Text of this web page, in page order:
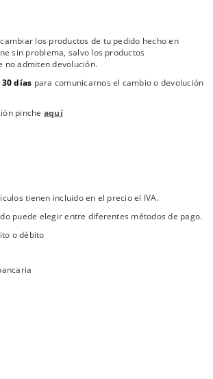
los productos de tu pedido hecho en
sin problema, salvo los productos
no admiten devolución.
30 días para comunicarnos el cambio o devolución
pinche aquí
tienen incluido en el precio el IVA.
puede elegir entre diferentes métodos de pago.
o débito